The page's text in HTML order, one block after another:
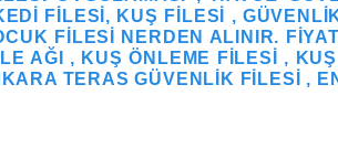
FILESI, KUŞ FILESI ,
FILESI NERDEN ALINIR.
AĞI , KUŞ ÖNLEME FILESI ,
TERAS GÜVENLIK FILESI ,